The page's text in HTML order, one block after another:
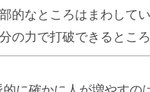
的なところはまわして
の力で打破できるとこ